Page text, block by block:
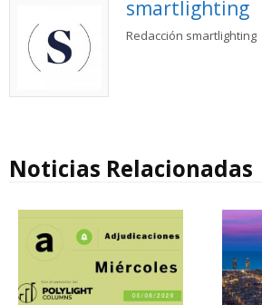
smartlighting
Redacción smartlighting
Noticias Relacionadas